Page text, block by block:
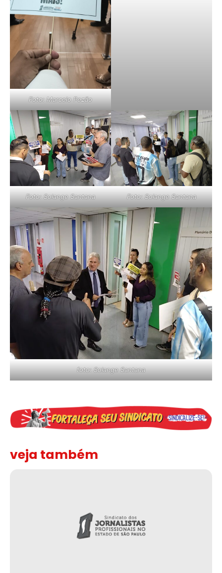
Foto: Marcelo Pezão
Foto: Solange Santana Foto: Solange Santana
foto: Solange Santana
veja também